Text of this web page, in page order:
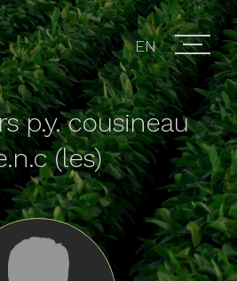
EN
p.y. cousineau
(les)